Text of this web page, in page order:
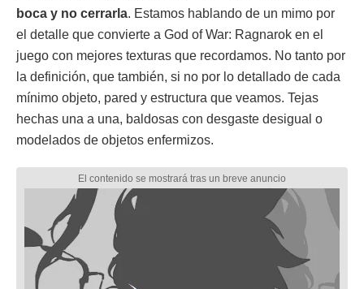
boca y no cerrarla. Estamos hablando de un mimo por
el detalle que convierte a God of War: Ragnarok en el
juego con mejores texturas que recordamos. No tanto por
la definición, que también, si no por lo detallado de cada
mínimo objeto, pared y estructura que veamos. Tejas
hechas una a una, baldosas con desgaste desigual o
modelados de objetos enfermizos.